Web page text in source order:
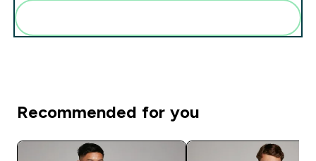
Recommended for you